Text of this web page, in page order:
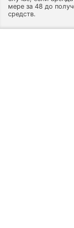
мере за 48 до
средств.